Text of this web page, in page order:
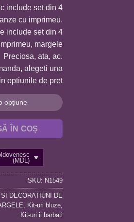
include set din 4
cu imprimeu.
include set din 4
margele
Preciosa, ata, ac.
alegeti una
optiunile de pret
ÎN COȘ
(MDL)
SKU: N1549
DECORATIUNI DE
, Kit-uri bluze,
Kit-uri ii barbati